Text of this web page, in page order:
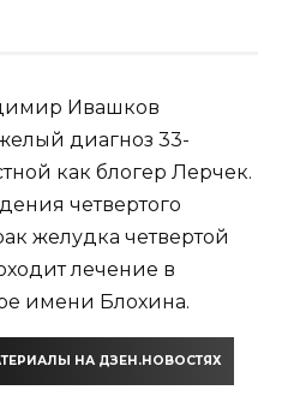
Ивашков
диагноз 33-
как блогер Лерчек.
четвертого
желудка четвертой
лечение в
имени Блохина.
НА ДЗЕН.НОВОСТЯХ